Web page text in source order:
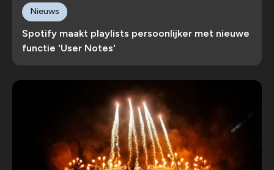
Spotify maakt playlists persoonlijker met nieuwe
functie 'User Notes'
Nieuws